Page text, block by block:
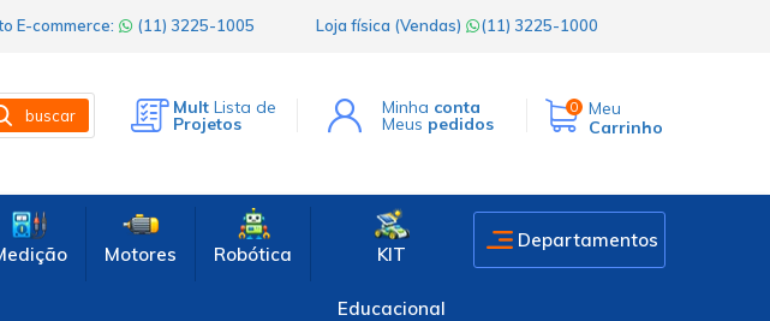
E-commerce: (11) 3225-1005 Loja física (Vendas) (11) 3225-1000
buscar Mult Lista de
Projetos
Minha conta
Meus pedidos
0
Meu
Carrinho
Motores Robótica KIT
Educacional
Departamentos